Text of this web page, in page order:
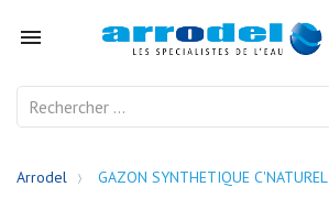

Arrodel GAZON SYNTHETIQUE C'NATUREL